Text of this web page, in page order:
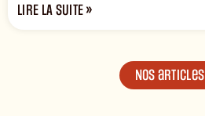
LIRE LA SUITE »
Nos articles